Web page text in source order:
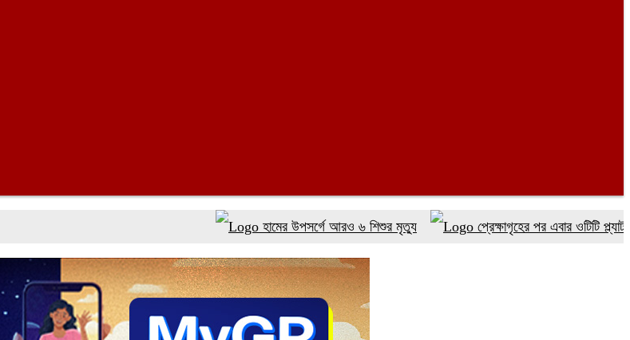
হামের উপসর্গে আরও ৬ শিশুর মৃত্যু প্রেক্ষাগৃহের পর এবার ওটিটি প্ল্যাটফর্ম